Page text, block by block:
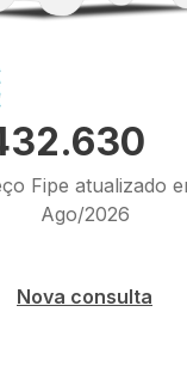
Fipe atualizado
Ago/2026
Nova consulta